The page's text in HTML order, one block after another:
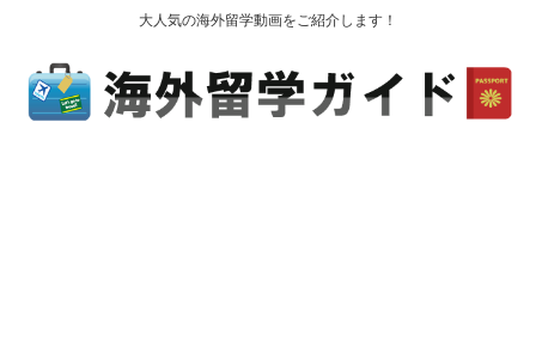
大人気の海外留学動画をご紹介します！